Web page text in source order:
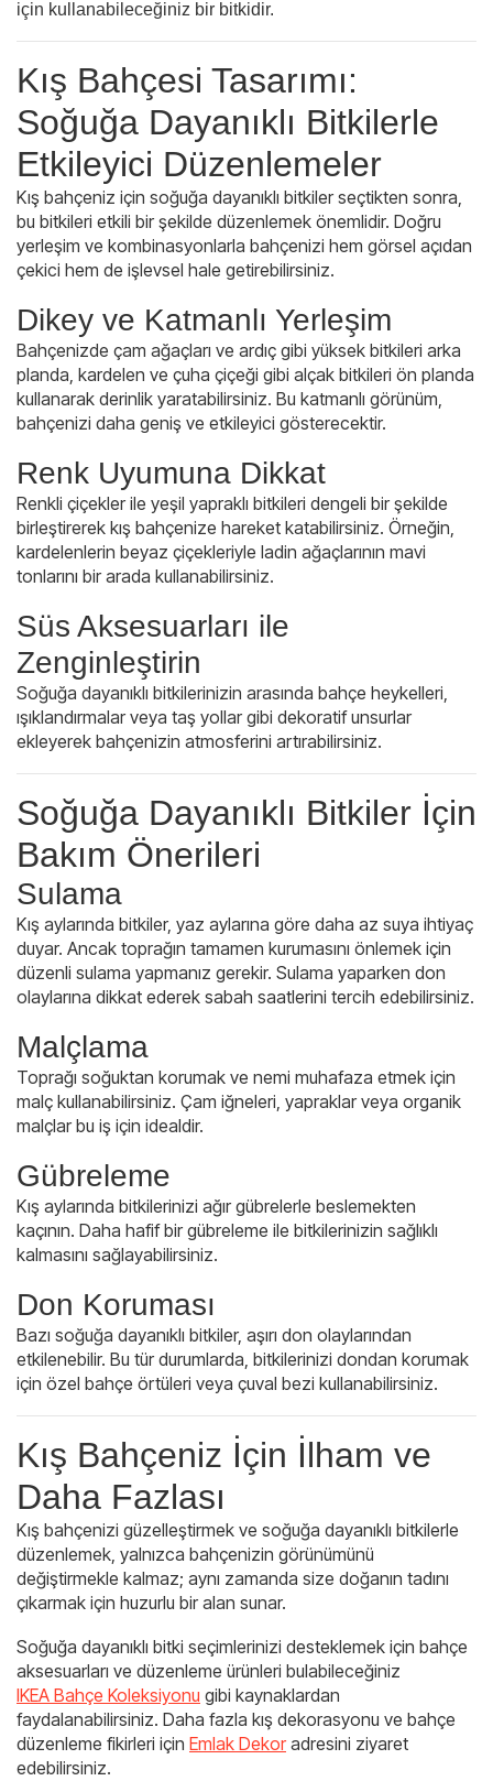
için kullanabileceğiniz bir bitkidir.
Kış Bahçesi Tasarımı:
Soğuğa Dayanıklı Bitkilerle
Etkileyici Düzenlemeler
Kış bahçeniz için soğuğa dayanıklı bitkiler seçtikten sonra,
bu bitkileri etkili bir şekilde düzenlemek önemlidir. Doğru
yerleşim ve kombinasyonlarla bahçenizi hem görsel açıdan
çekici hem de işlevsel hale getirebilirsiniz.
Dikey ve Katmanlı Yerleşim
Bahçenizde çam ağaçları ve ardıç gibi yüksek bitkileri arka
planda, kardelen ve çuha çiçeği gibi alçak bitkileri ön planda
kullanarak derinlik yaratabilirsiniz. Bu katmanlı görünüm,
bahçenizi daha geniş ve etkileyici gösterecektir.
Renk Uyumuna Dikkat
Renkli çiçekler ile yeşil yapraklı bitkileri dengeli bir şekilde
birleştirerek kış bahçenize hareket katabilirsiniz. Örneğin,
kardelenlerin beyaz çiçekleriyle ladin ağaçlarının mavi
tonlarını bir arada kullanabilirsiniz.
Süs Aksesuarları ile
Zenginleştirin
Soğuğa dayanıklı bitkilerinizin arasında bahçe heykelleri,
ışıklandırmalar veya taş yollar gibi dekoratif unsurlar
ekleyerek bahçenizin atmosferini artırabilirsiniz.
Soğuğa Dayanıklı Bitkiler İçin
Bakım Önerileri
Sulama
Kış aylarında bitkiler, yaz aylarına göre daha az suya ihtiyaç
duyar. Ancak toprağın tamamen kurumasını önlemek için
düzenli sulama yapmanız gerekir. Sulama yaparken don
olaylarına dikkat ederek sabah saatlerini tercih edebilirsiniz.
Malçlama
Toprağı soğuktan korumak ve nemi muhafaza etmek için
malç kullanabilirsiniz. Çam iğneleri, yapraklar veya organik
malçlar bu iş için idealdir.
Gübreleme
Kış aylarında bitkilerinizi ağır gübrelerle beslemekten
kaçının. Daha hafif bir gübreleme ile bitkilerinizin sağlıklı
kalmasını sağlayabilirsiniz.
Don Koruması
Bazı soğuğa dayanıklı bitkiler, aşırı don olaylarından
etkilenebilir. Bu tür durumlarda, bitkilerinizi dondan korumak
için özel bahçe örtüleri veya çuval bezi kullanabilirsiniz.
Kış Bahçeniz İçin İlham ve
Daha Fazlası
Kış bahçenizi güzelleştirmek ve soğuğa dayanıklı bitkilerle
düzenlemek, yalnızca bahçenizin görünümünü
değiştirmekle kalmaz; aynı zamanda size doğanın tadını
çıkarmak için huzurlu bir alan sunar.
Soğuğa dayanıklı bitki seçimlerinizi desteklemek için bahçe
aksesuarları ve düzenleme ürünleri bulabileceğiniz
IKEA Bahçe Koleksiyonu gibi kaynaklardan
faydalanabilirsiniz. Daha fazla kış dekorasyonu ve bahçe
düzenleme fikirleri için Emlak Dekor adresini ziyaret
edebilirsiniz.